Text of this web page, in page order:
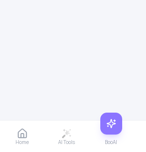
Home AI Tools BooAI